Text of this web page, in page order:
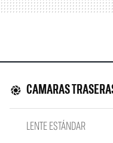
CAMARAS
LENTE ESTÁNDAR